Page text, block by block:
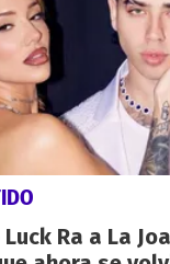
Ra a La